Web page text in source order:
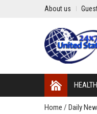
About us
HEALTH
Home / Daily